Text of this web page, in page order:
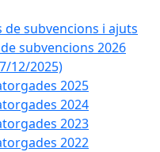
de subvencions i ajuts
subvencions 2026
12/2025)
2025
2024
2023
2022